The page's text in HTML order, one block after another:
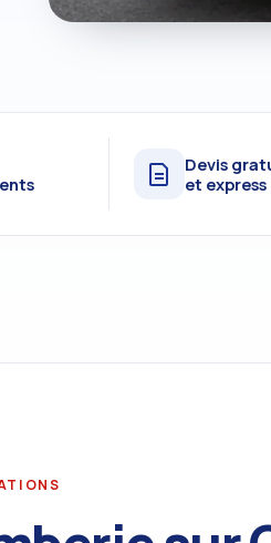
Devis
et express